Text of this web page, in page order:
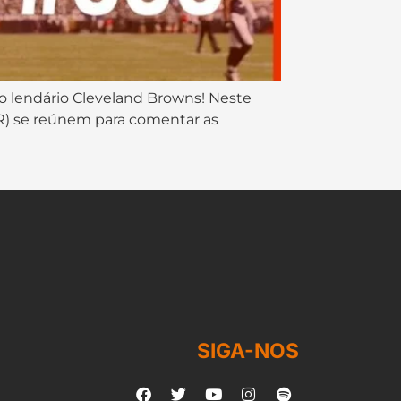
lendário Cleveland Browns! Neste
se reúnem para comentar as
SIGA-NOS